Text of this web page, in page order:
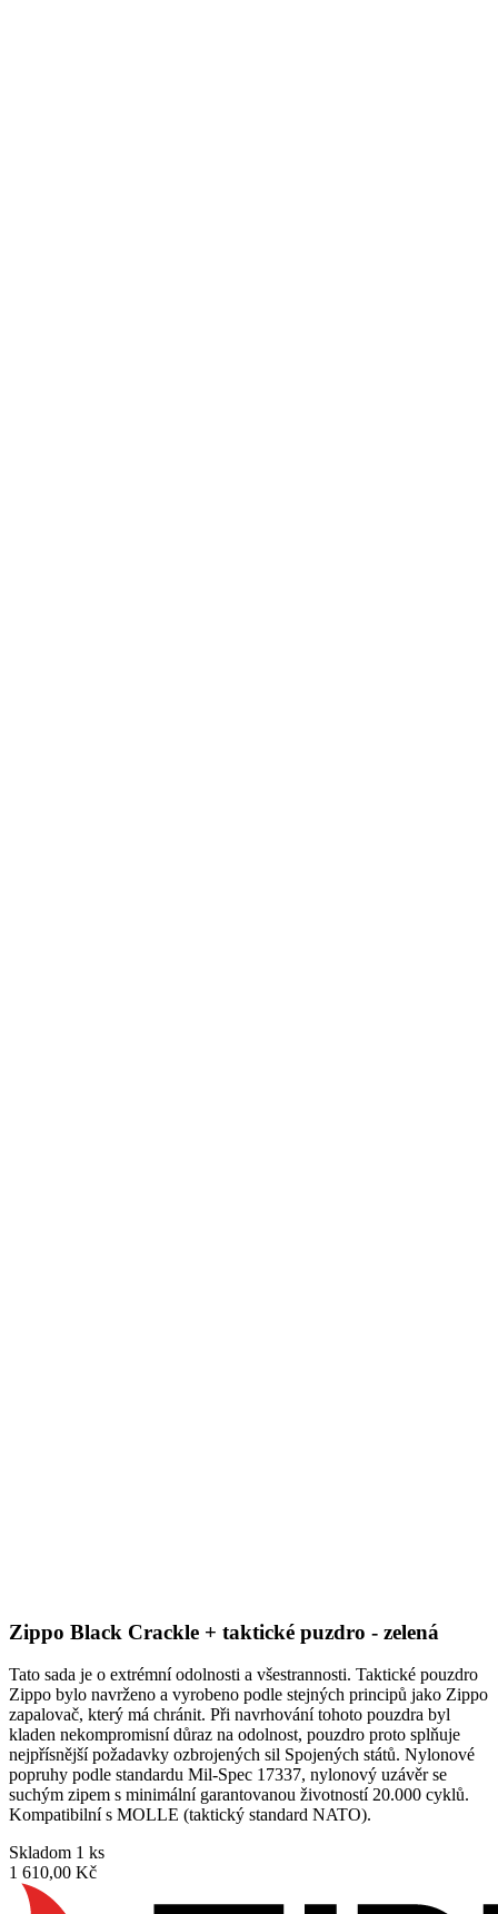
Zippo Black Crackle + taktické puzdro - zelená
Tato sada je o extrémní odolnosti a všestrannosti. Taktické pouzdro
Zippo bylo navrženo a vyrobeno podle stejných principů jako Zippo
zapalovač, který má chránit. Při navrhování tohoto pouzdra byl
kladen nekompromisní důraz na odolnost, pouzdro proto splňuje
nejpřísnější požadavky ozbrojených sil Spojených států. Nylonové
popruhy podle standardu Mil-Spec 17337, nylonový uzávěr se
suchým zipem s minimální garantovanou životností 20.000 cyklů.
Kompatibilní s MOLLE (taktický standard NATO).
Skladom 1 ks
1 610,00 Kč